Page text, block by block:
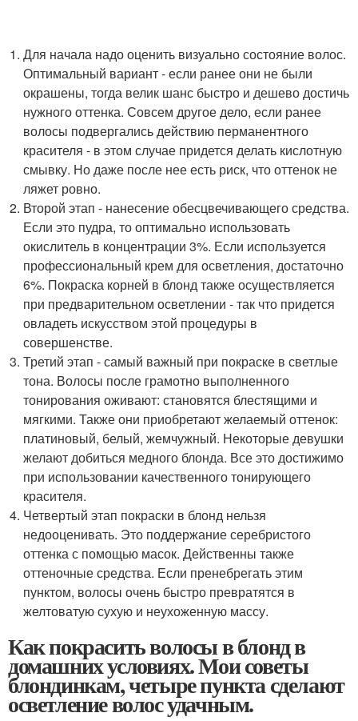
Для начала надо оценить визуально состояние волос.
Оптимальный вариант - если ранее они не были
окрашены, тогда велик шанс быстро и дешево достичь
нужного оттенка. Совсем другое дело, если ранее
волосы подвергались действию перманентного
красителя - в этом случае придется делать кислотную
смывку. Но даже после нее есть риск, что оттенок не
ляжет ровно.
Второй этап - нанесение обесцвечивающего средства.
Если это пудра, то оптимально использовать
окислитель в концентрации 3%. Если используется
профессиональный крем для осветления, достаточно
6%. Покраска корней в блонд также осуществляется
при предварительном осветлении - так что придется
овладеть искусством этой процедуры в
совершенстве.
Третий этап - самый важный при покраске в светлые
тона. Волосы после грамотно выполненного
тонирования оживают: становятся блестящими и
мягкими. Также они приобретают желаемый оттенок:
платиновый, белый, жемчужный. Некоторые девушки
желают добиться медного блонда. Все это достижимо
при использовании качественного тонирующего
красителя.
Четвертый этап покраски в блонд нельзя
недооценивать. Это поддержание серебристого
оттенка с помощью масок. Действенны также
оттеночные средства. Если пренебрегать этим
пунктом, волосы очень быстро превратятся в
желтоватую сухую и неухоженную массу.
Как покрасить волосы в блонд в
домашних условиях. Мои советы
блондинкам, четыре пункта сделают
осветление волос удачным.